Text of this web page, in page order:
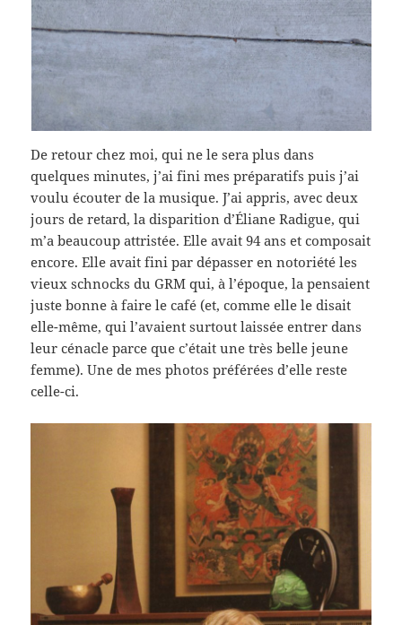
De retour chez moi, qui ne le sera plus dans
quelques minutes, j’ai fini mes préparatifs puis j’ai
voulu écouter de la musique. J’ai appris, avec deux
jours de retard, la disparition d’Éliane Radigue, qui
m’a beaucoup attristée. Elle avait 94 ans et composait
encore. Elle avait fini par dépasser en notoriété les
vieux schnocks du GRM qui, à l’époque, la pensaient
juste bonne à faire le café (et, comme elle le disait
elle-même, qui l’avaient surtout laissée entrer dans
leur cénacle parce que c’était une très belle jeune
femme). Une de mes photos préférées d’elle reste
celle-ci.